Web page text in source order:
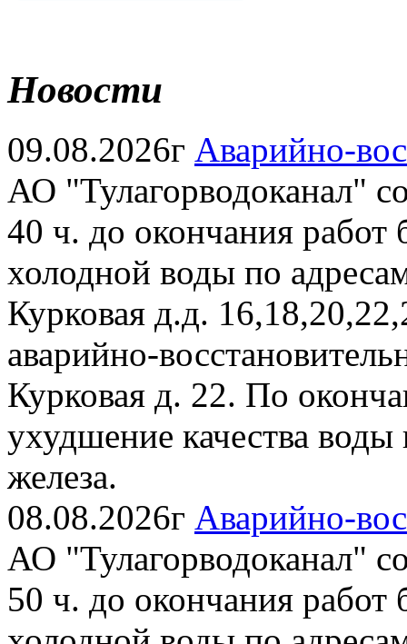
Новости
09.08.2026г Аварийно-
АО "Тулагорводоканал"
40 ч. до окончания работ
холодной воды по
Курковая д.д.
аварийно-
Курковая д. 22. По
ухудшение качества
железа.
08.08.2026г Аварийно-
АО "Тулагорводоканал"
50 ч. до окончания работ